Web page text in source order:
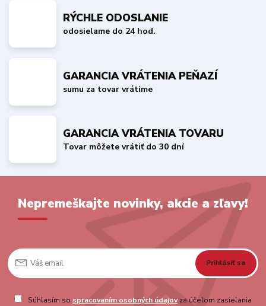
RÝCHLE ODOSLANIE
odosielame do 24 hod.
GARANCIA VRÁTENIA PEŇAZÍ
sumu za tovar vrátime
GARANCIA VRÁTENIA TOVARU
Tovar môžete vrátiť do 30 dní
Nepremeškajte novinky, akcie a zľavy!
Prihlásiť sa
Súhlasím so spracovaním osobných údajovza účelom zasielania